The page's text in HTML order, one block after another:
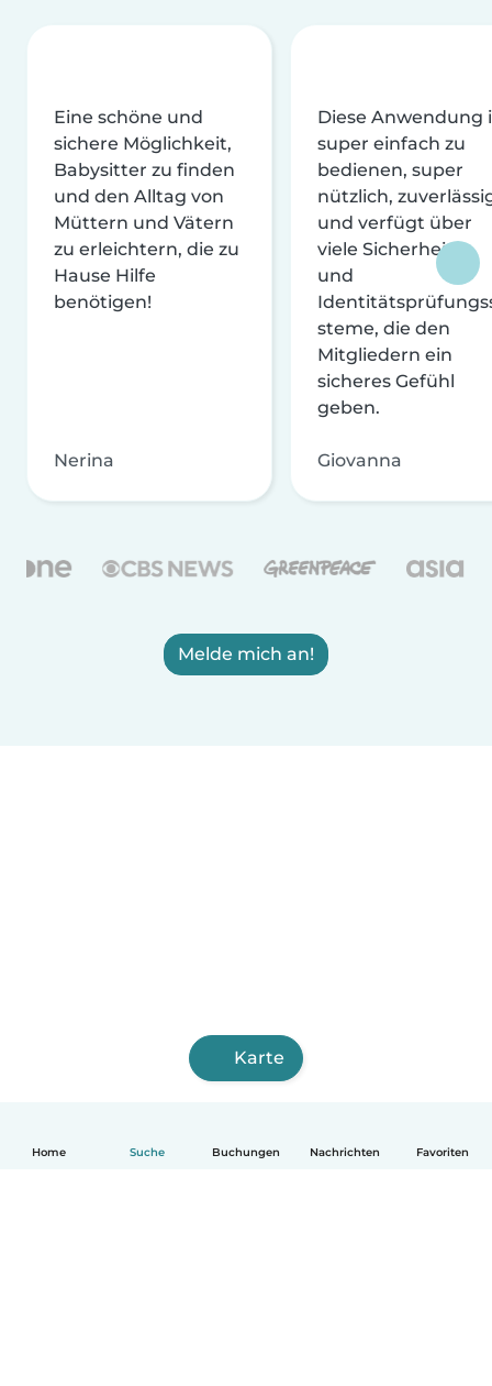
Home Suche Buchungen Nachrichten Favoriten
Eine schöne und
sichere Möglichkeit,
Babysitter zu finden
und den Alltag von
Müttern und Vätern
zu erleichtern, die zu
Hause Hilfe
benötigen!
Nerina
Diese Anwendung
super einfach zu
bedienen, super
nützlich,
und verfügt über
viele Sicherheits-
und
steme, die den
Mitgliedern ein
sicheres Gefühl
geben.
Giovanna
Melde mich an!
Karte